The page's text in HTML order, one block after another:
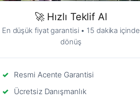
🚀 Hızlı Teklif Al
En düşük fiyat garantisi • 15 dakika içinde
dönüş
Resmi Acente Garantisi
Ücretsiz Danışmanlık